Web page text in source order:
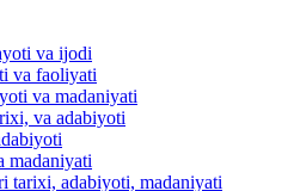
va ijodi
va faoliyati
va madaniyati
va adabiyoti
madaniyati
tarixi, adabiyoti, madaniyati